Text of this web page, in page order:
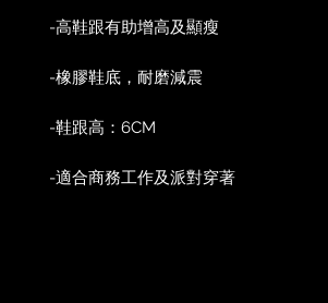
-高鞋跟有助增高及顯瘦
-橡膠鞋底，耐磨減震
-鞋跟高：6CM
-適合商務工作及派對穿著